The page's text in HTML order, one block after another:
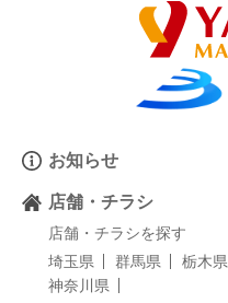
お知らせ
店舗・チラシ
店舗・チラシを探す
埼玉県
群馬県 栃木県
神奈川県